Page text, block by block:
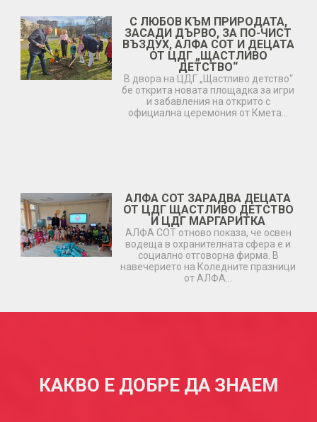
С ЛЮБОВ КЪМ ПРИРОДАТА,
ЗАСАДИ ДЪРВО, ЗА ПО-ЧИСТ
ВЪЗДУХ, АЛФА СОТ И ДЕЦАТА
ОТ ЦДГ „ЩАСТЛИВО
ДЕТСТВО“
В двора на ЦДГ „Щастливо детство“
бе открита новата площадка за игри
и забавления на открито с
официална церемония от Кмета…
АЛФА СОТ ЗАРАДВА ДЕЦАТА
ОТ ЦДГ ЩАСТЛИВО ДЕТСТВО
И ЦДГ МАРГАРИТКА
АЛФА СОТ отново показа, че освен
водеща в охранителната сфера е и
социално отговорна фирма. В
навечерието на Коледните празници
от АЛФА…
КАКВО Е ДОБРЕ ДА ЗНАЕМ